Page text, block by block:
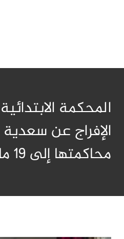
المحكمة
الإفراج عن
محاكمتها إلى 19 مارس 2026